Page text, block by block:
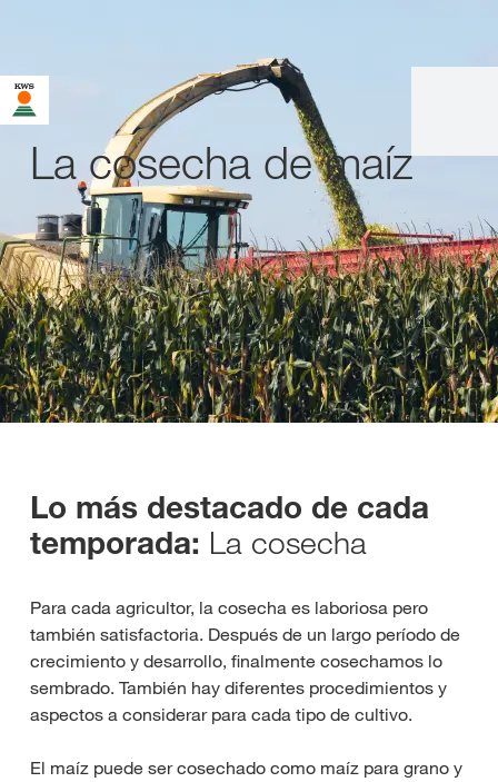
La cosecha de maíz
Lo más destacado de cada
temporada: La cosecha
Para cada agricultor, la cosecha es laboriosa pero
también satisfactoria. Después de un largo período de
crecimiento y desarrollo, finalmente cosechamos lo
sembrado. También hay diferentes procedimientos y
aspectos a considerar para cada tipo de cultivo.
El maíz puede ser cosechado como maíz para grano y